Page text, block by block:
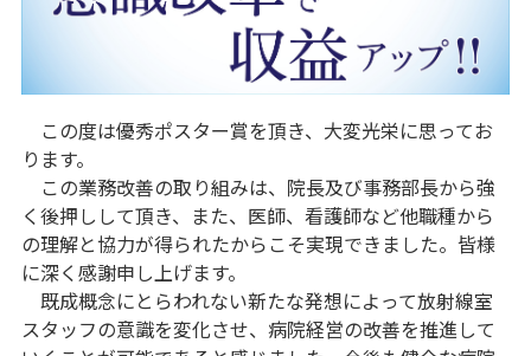
この度は優秀ポスター賞を頂き、大変光栄に思ってお
ります。
この業務改善の取り組みは、院長及び事務部長から強
く後押しして頂き、また、医師、看護師など他職種から
の理解と協力が得られたからこそ実現できました。皆様
に深く感謝申し上げます。
既成概念にとらわれない新たな発想によって放射線室
スタッフの意識を変化させ、病院経営の改善を推進して